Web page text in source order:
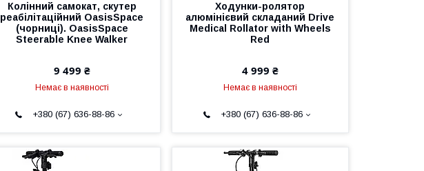
Колінний самокат, скутер
реабілітаційний OasisSpace
(чорниці). OasisSpace
Steerable Knee Walker
9 499 ₴
Немає в наявності
+380 (67) 636-88-86
Ходунки-ролятор
алюмінієвий складаний Drive
Medical Rollator with Wheels
Red
4 999 ₴
Немає в наявності
+380 (67) 636-88-86